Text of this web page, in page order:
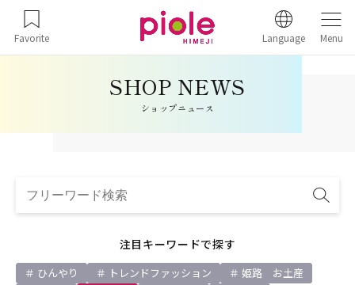
Favorite Language Menu
ショップニュース
注目キーワードで探す
ひんやり トレンドファッション
姫路 お土産